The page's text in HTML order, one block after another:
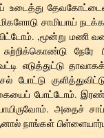
உடைத்து
சாமியாய்
,மூன்று மணி
நேரே
எடுத்துட்டு
போட்டோம்.
அதைச்
நாங்கள்